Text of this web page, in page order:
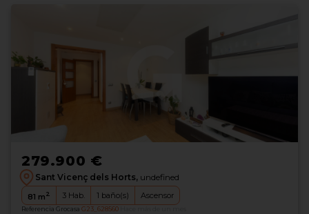
279.900 €
Sant Vicenç dels Horts, undefined
81 m2 3 Hab. 1 baño(s) Ascensor
Referencia Grocasa G23_628560